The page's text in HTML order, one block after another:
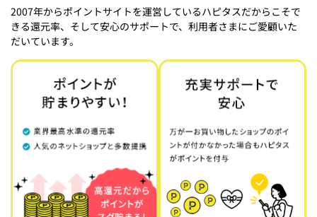
2007年からポイントサイトを運営しているハピタスだからこそで
きる還元率、そして安心のサポートで、利用者さまにご愛顧いた
だいています。